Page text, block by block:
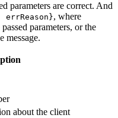
parameters are correct. And
, where
parameters, or the
message.
about the client